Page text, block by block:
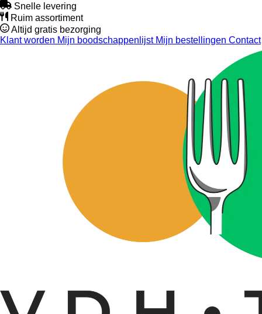
Snelle levering
Ruim assortiment
Altijd gratis bezorging
Klant worden Mijn boodschappenlijstMijn bestellingen Contact